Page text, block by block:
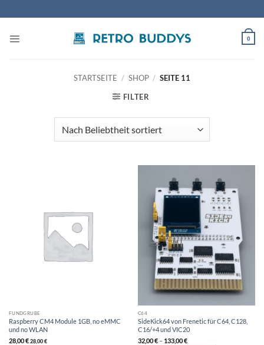
Inhalt
0
STARTSEITE / SHOP / SEITE 11
FILTER
FUNDGRUBE
Raspberry CM4 Module 1GB, no eMMC
und no WLAN
28,00€ 28,00€
C64
SideKick64 von Frenetic für C64, C128,
C16/+4 und VIC20
32,00€– 133,00€